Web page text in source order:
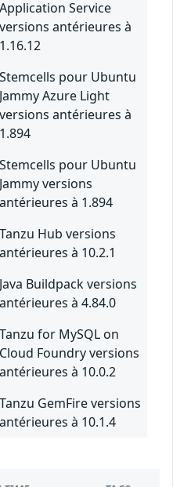
Application Service
versions antérieures à
1.16.12
Stemcells pour Ubuntu
Jammy Azure Light
versions antérieures à
1.894
Stemcells pour Ubuntu
Jammy versions
antérieures à 1.894
Tanzu Hub versions
antérieures à 10.2.1
Java Buildpack versions
antérieures à 4.84.0
Tanzu for MySQL on
Cloud Foundry versions
antérieures à 10.0.2
Tanzu GemFire versions
antérieures à 10.1.4